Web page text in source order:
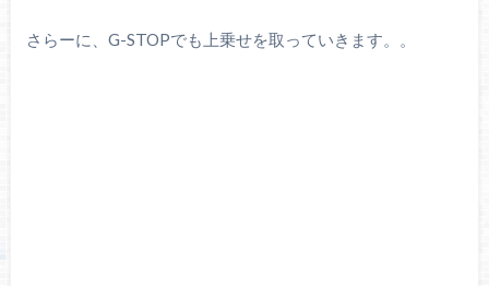
さらーに、G-STOPでも上乗せを取っていきます。。